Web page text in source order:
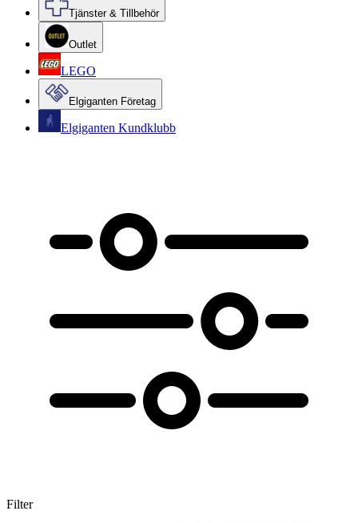
Tjänster & Tillbehör
Outlet
LEGO
Elgiganten Företag
Elgiganten Kundklubb
Filter